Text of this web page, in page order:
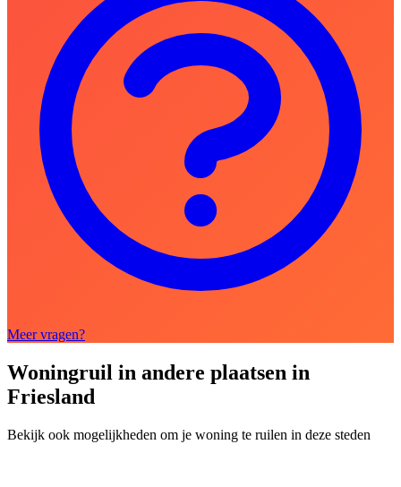
Meer vragen?
Woningruil in andere plaatsen in
Friesland
Bekijk ook mogelijkheden om je woning te ruilen in deze steden